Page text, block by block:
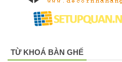
tiếp khách,
tại Tp.HCM
TỪ KHOÁ BÀN GHẾ